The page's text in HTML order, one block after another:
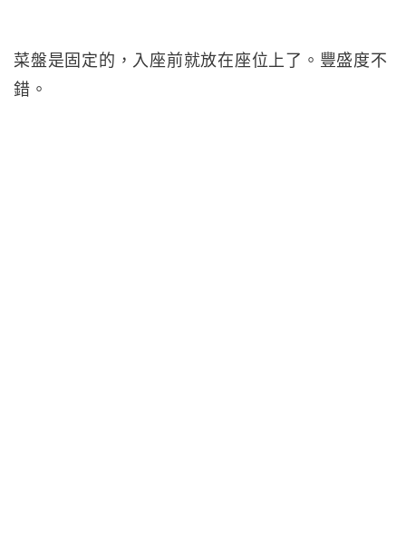
菜盤是固定的，入座前就放在座位上了。豐盛度不
錯。